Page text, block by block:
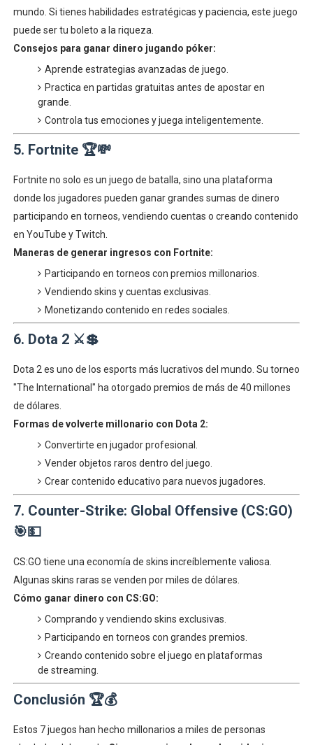
mundo. Si tienes habilidades estratégicas y paciencia, este juego
puede ser tu boleto a la riqueza.
Consejos para ganar dinero jugando póker:
Aprende estrategias avanzadas de juego.
Practica en partidas gratuitas antes de apostar en
grande.
Controla tus emociones y juega inteligentemente.
5. Fortnite 🏆💸
Fortnite no solo es un juego de batalla, sino una plataforma
donde los jugadores pueden ganar grandes sumas de dinero
participando en torneos, vendiendo cuentas o creando contenido
en YouTube y Twitch.
Maneras de generar ingresos con Fortnite:
Participando en torneos con premios millonarios.
Vendiendo skins y cuentas exclusivas.
Monetizando contenido en redes sociales.
6. Dota 2 ⚔️💲
Dota 2 es uno de los esports más lucrativos del mundo. Su torneo
"The International" ha otorgado premios de más de 40 millones
de dólares.
Formas de volverte millonario con Dota 2:
Convertirte en jugador profesional.
Vender objetos raros dentro del juego.
Crear contenido educativo para nuevos jugadores.
7. Counter-Strike: Global Offensive (CS:GO)
🎯💵
CS:GO tiene una economía de skins increíblemente valiosa.
Algunas skins raras se venden por miles de dólares.
Cómo ganar dinero con CS:GO:
Comprando y vendiendo skins exclusivas.
Participando en torneos con grandes premios.
Creando contenido sobre el juego en plataformas
de streaming.
Conclusión 🏆💰
Estos 7 juegos han hecho millonarios a miles de personas